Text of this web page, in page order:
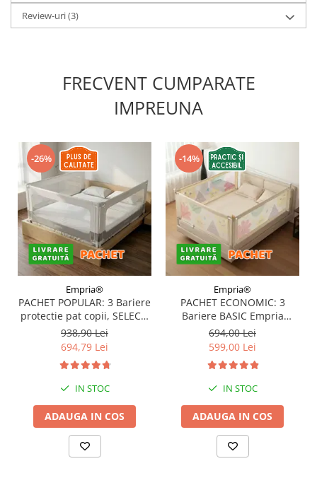
Review-uri(3)
FRECVENT CUMPARATE
IMPREUNA
-26%
Empria®
PACHET POPULAR: 3 Bariere
protectie pat copii, SELECT,
160x200 cm
938,90 Lei
694,79 Lei
IN STOC
ADAUGA IN COS
-14%
Empria®
PACHET ECONOMIC: 3
Bariere BASIC Empria
protectie pat 160X200 cm +
bara stabilizatoare
694,00 Lei
599,00 Lei
IN STOC
ADAUGA IN COS